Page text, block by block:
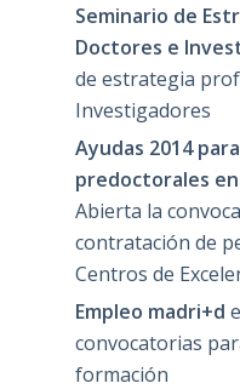
Seminario de
Doctores e
de estrategia
Investigadores
Ayudas 2014
predoctorales
Abierta la
contratación de
Centros de
Empleo madri+d
convocatorias
formación